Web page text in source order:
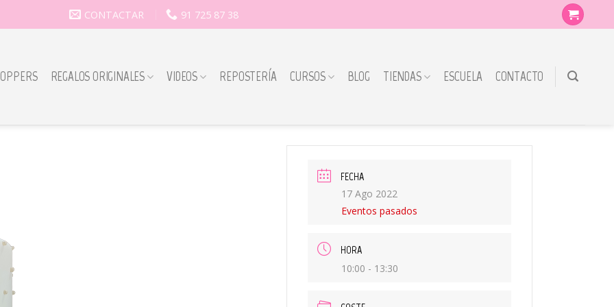
CONTACTAR 91 725 87 38
REGALOS ORIGINALES VIDEOS REPOSTERÍA CURSOS BLOG TIENDAS ESCUELA CONTACTO
FECHA
17 Ago 2022
Eventos pasados
HORA
10:00 - 13:30